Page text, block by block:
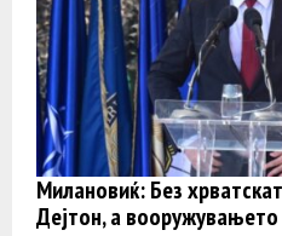
Милановиќ: Без
Дејтон, а вооружувањето